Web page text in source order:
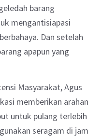
barang
mengantisiapasi
Dan setelah
apapun yang
Masyarakat, Agus
memberikan arahan
untuk pulang terlebih
seragam di jam